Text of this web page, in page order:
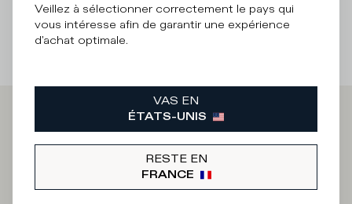
Iscriviti alla
Newsletter
Veillez à sélectionner correctement le pays qui
vous intéresse afin de garantir une expérience
d'achat optimale.
VAS EN
ÉTATS-UNIS
RESTE EN
FRANCE